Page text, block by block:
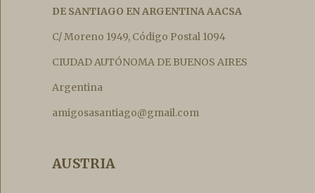
DE SANTIAGO EN ARGENTINA AACSA
C/ Moreno 1949, Código Postal 1094
CIUDAD AUTÓNOMA DE BUENOS AIRES
Argentina
amigosasantiago@gmail.com
AUSTRIA